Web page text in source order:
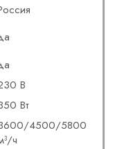
В
Вт
4500/5800
ч